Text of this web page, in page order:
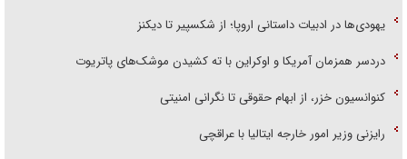
یهودی‌ها در ادبیات داستانی اروپا؛ از شکسپیر تا دیکنز
دردسر همزمان آمریکا و اوکراین با ته کشیدن موشک‌های پاتریوت
کنوانسیون خزر، از ابهام حقوقی تا نگرانی امنیتی
رایزنی وزیر امور خارجه ایتالیا با عراقچی